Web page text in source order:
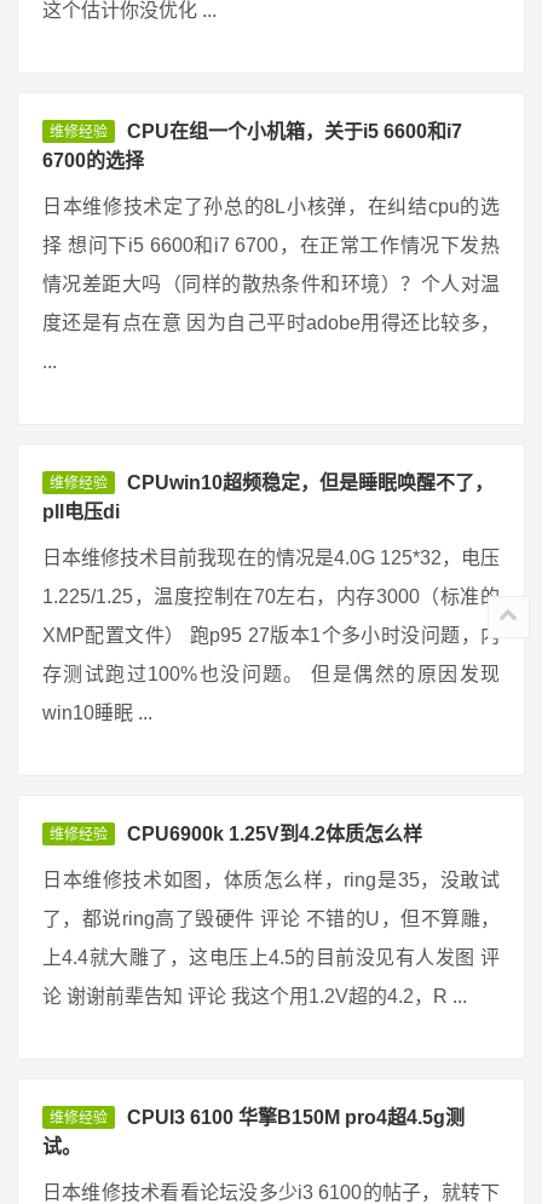
这个估计你没优化 ...
维修经验
CPU在组一个小机箱，关于i5 6600和i7
6700的选择
日本维修技术定了孙总的8L小核弹，在纠结cpu的选
择 想问下i5 6600和i7 6700，在正常工作情况下发热
情况差距大吗（同样的散热条件和环境）？个人对温
度还是有点在意 因为自己平时adobe用得还比较多，
...
维修经验
CPUwin10超频稳定，但是睡眠唤醒不了，
pll电压di
日本维修技术目前我现在的情况是4.0G 125*32，电压
1.225/1.25，温度控制在70左右，内存3000（标准的
XMP配置文件） 跑p95 27版本1个多小时没问题，内
存测试跑过100%也没问题。 但是偶然的原因发现
win10睡眠 ...
维修经验 CPU6900k 1.25V到4.2体质怎么样
日本维修技术如图，体质怎么样，ring是35，没敢试
了，都说ring高了毁硬件 评论 不错的U，但不算雕，
上4.4就大雕了，这电压上4.5的目前没见有人发图 评
论 谢谢前辈告知 评论 我这个用1.2V超的4.2，R ...
维修经验
CPUI3 6100 华擎B150M pro4超4.5g测
试。
日本维修技术看看论坛没多少i3 6100的帖子，就转下